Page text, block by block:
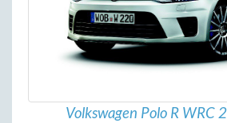
Volkswagen Polo R